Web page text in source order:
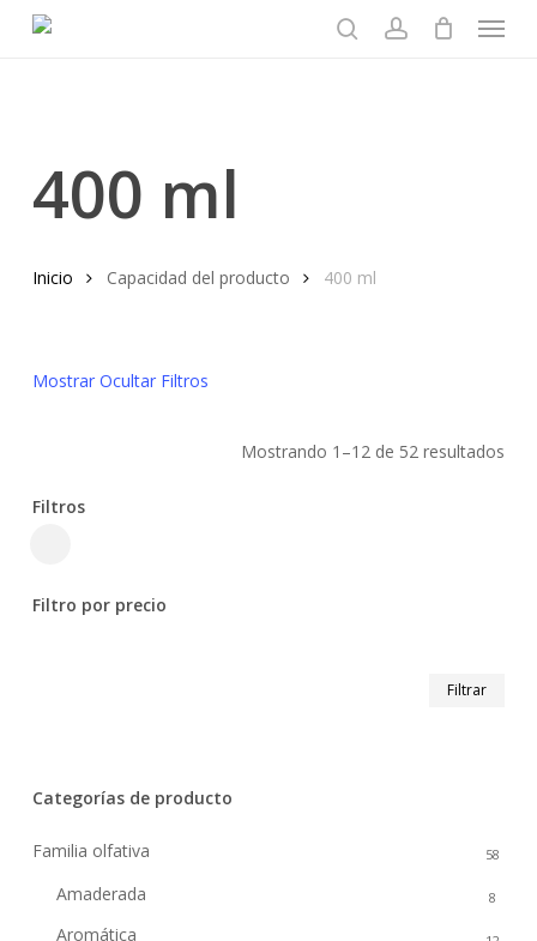
Menu
400 ml
Inicio Capacidad del producto 400 ml
Mostrar Ocultar Filtros
Mostrando 1–12 de 52 resultados
Filtros
Filtro por precio
Filtrar
Categorías de producto
Familia olfativa 58
Amaderada 8
Aromática